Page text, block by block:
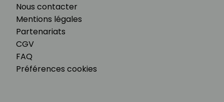
Nous contacter
Mentions légales
Partenariats
CGV
FAQ
Préférences cookies